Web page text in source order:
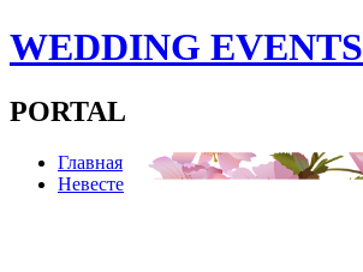
WEDDING EVENTS
PORTAL
Главная
Невесте